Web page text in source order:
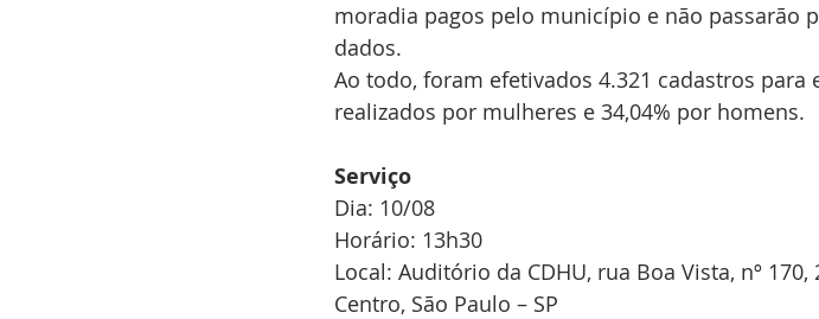
moradia pagos pelo município e não passarão
dados.
Ao todo, foram efetivados 4.321 cadastros para
realizados por mulheres e 34,04% por homens.
Serviço
Dia: 10/08
Horário: 13h30
Local: Auditório da CDHU, rua Boa Vista, nº 170,
Centro, São Paulo – SP